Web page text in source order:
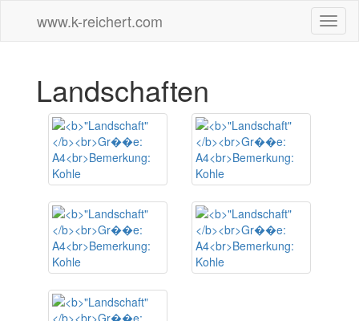
toggle
www.k-reichert.com
Landschaften